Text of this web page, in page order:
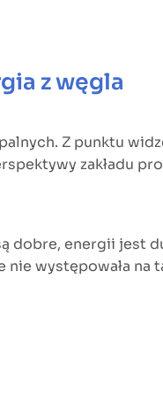
z węgla
Z punktu
zakładu
dobre, energii jest
występowała na